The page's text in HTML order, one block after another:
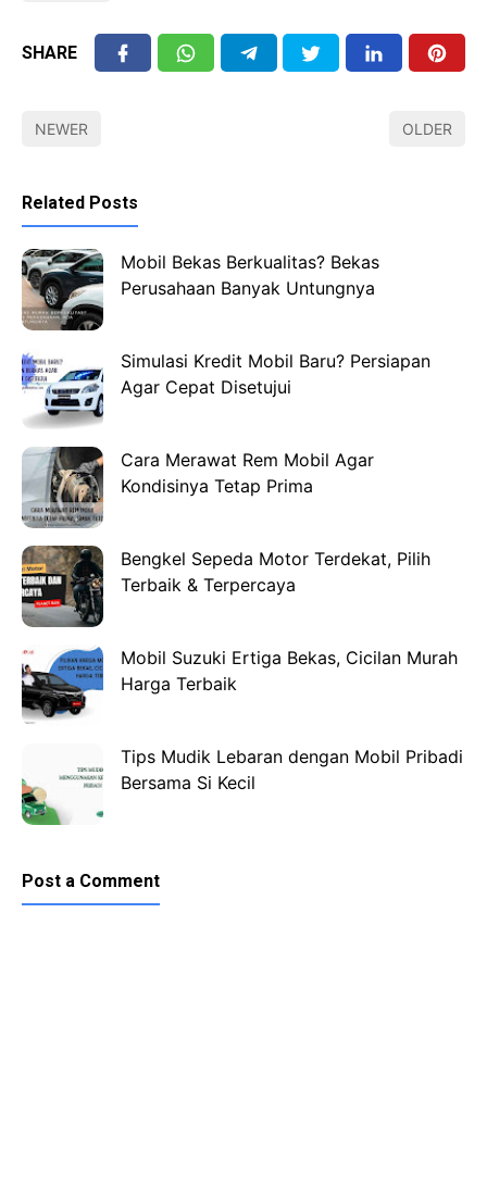
SHARE
NEWER OLDER
Related Posts
Mobil Bekas Berkualitas? Bekas
Perusahaan Banyak Untungnya
Simulasi Kredit Mobil Baru? Persiapan
Agar Cepat Disetujui
Cara Merawat Rem Mobil Agar
Kondisinya Tetap Prima
Bengkel Sepeda Motor Terdekat, Pilih
Terbaik & Terpercaya
Mobil Suzuki Ertiga Bekas, Cicilan Murah
Harga Terbaik
Tips Mudik Lebaran dengan Mobil Pribadi
Bersama Si Kecil
Post a Comment